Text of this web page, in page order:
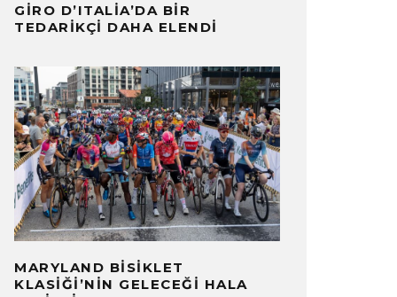
GIRO D’ITALIA’DA BIR
TEDARIKÇI DAHA ELENDI
MARYLAND BISIKLET
KLASIĞI’NIN GELECEĞI HALA